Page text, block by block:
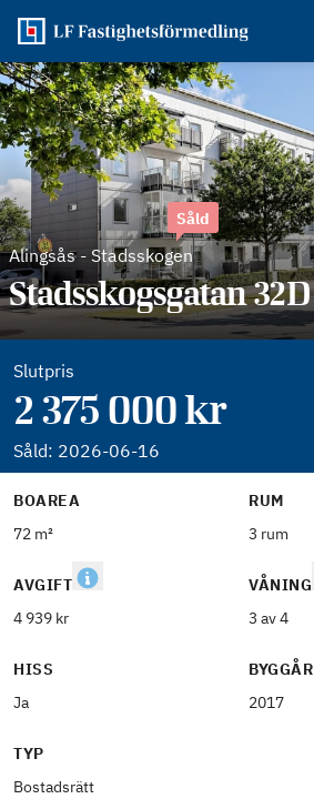
Alingsås- Stadsskogen
Såld
Stadsskogsgatan 32D
Slutpris
2 375 000 kr
Såld: 2026-06-16
BOAREA
72 m²
RUM
3 rum
AVGIFT
4 939 kr
VÅNING
3 av 4
HISS
Ja
BYGGÅR
2017
TYP
Bostadsrätt